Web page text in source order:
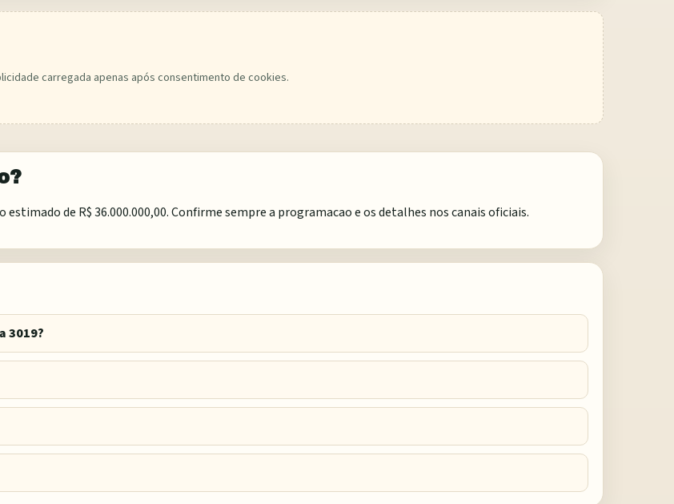
carregada apenas após consentimento de cookies.
de R$ 36.000.000,00. Confirme sempre a programacao e os detalhes nos canais oficiais.
3019?